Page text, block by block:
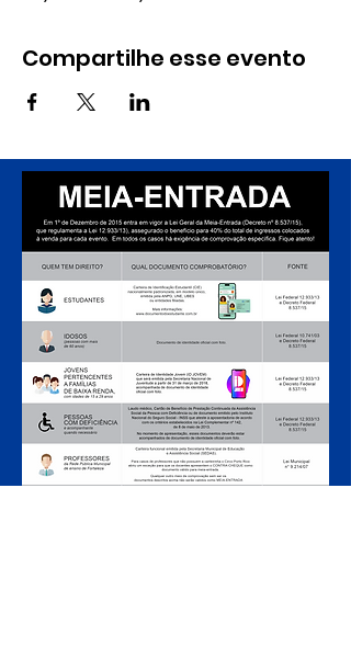
Compartilhe esse evento